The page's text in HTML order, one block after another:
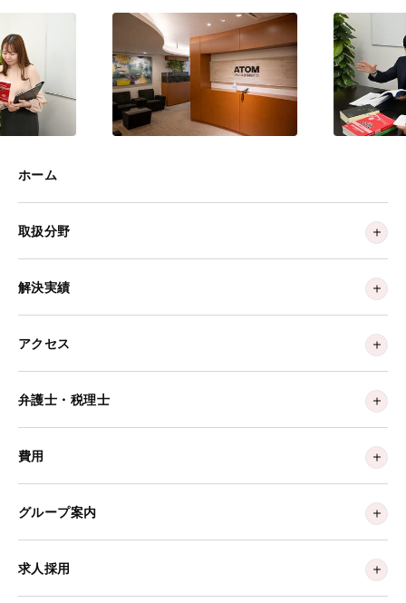
ホーム
取扱分野
解決実績
アクセス
弁護士・税理士
費用
グループ案内
求人採用